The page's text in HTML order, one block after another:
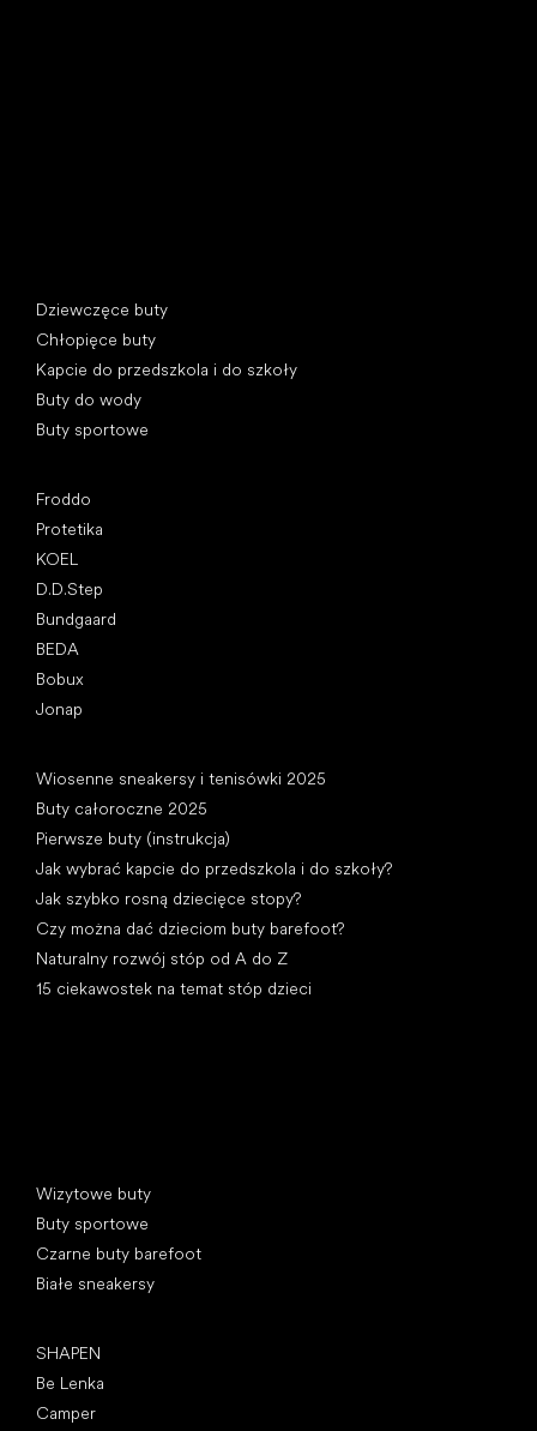
Dziewczęce buty
Chłopięce buty
Kapcie do przedszkola i do szkoły
Buty do wody
Buty sportowe
Froddo
Protetika
KOEL
D.D.Step
Bundgaard
BEDA
Bobux
Jonap
Wiosenne sneakersy i tenisówki 2025
Buty całoroczne 2025
Pierwsze buty (instrukcja)
Jak wybrać kapcie do przedszkola i do szkoły?
Jak szybko rosną dziecięce stopy?
Czy można dać dzieciom buty barefoot?
Naturalny rozwój stóp od A do Z
15 ciekawostek na temat stóp dzieci
Wizytowe buty
Buty sportowe
Czarne buty barefoot
Białe sneakersy
SHAPEN
Be Lenka
Camper